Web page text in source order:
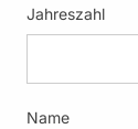
Jahreszahl
Name